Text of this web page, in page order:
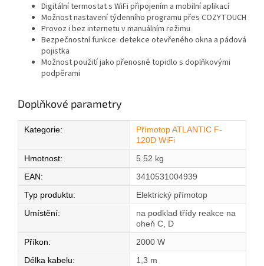
Digitální termostat s WiFi připojením a mobilní aplikací
Možnost nastavení týdenního programu přes COZYTOUCH
Provoz i bez internetu v manuálním režimu
Bezpečnostní funkce: detekce otevřeného okna a pádová
pojistka
Možnost použití jako přenosné topidlo s doplňkovými
podpěrami
Doplňkové parametry
Kategorie:
Přímotop ATLANTIC F-
120D WiFi
Hmotnost:
5.52 kg
EAN:
3410531004939
Typ produktu:
Elektrický přímotop
Umístění:
na podklad třídy reakce na
oheň C, D
Příkon:
2000 W
Délka kabelu:
1,3 m